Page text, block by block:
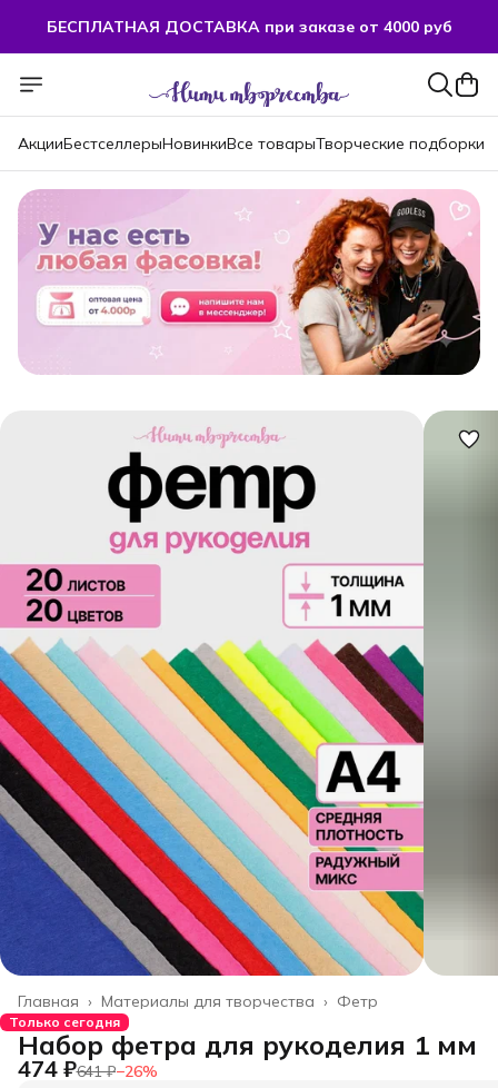
БЕСПЛАТНАЯ ДОСТАВКА при заказе от 4000 руб
БЕСПЛАТНАЯ ДОСТАВКА при заказе от 4000 руб
АкцииБестселлерыНовинкиВсе товарыТворческие подборки
Фетр
Материалы для творчества ›
Главная ›
Только сегодня
Набор фетра для рукоделия 1 мм
474 ₽641 ₽−26%